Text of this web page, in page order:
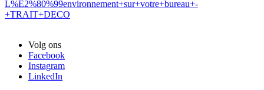
Volg ons
Facebook
Instagram
LinkedIn